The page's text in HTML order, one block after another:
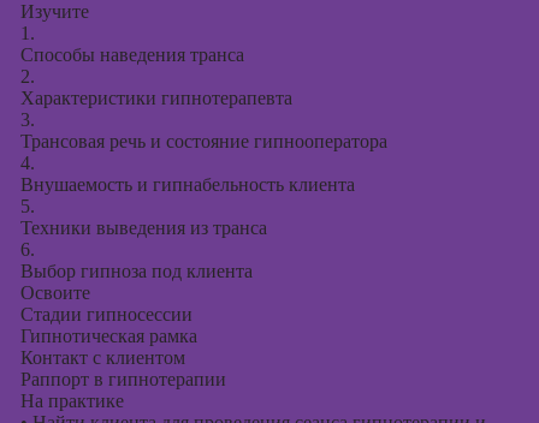
Изучите
1.
Способы наведения транса
2.
Характеристики гипнотерапевта
3.
Трансовая речь и состояние гипнооператора
4.
Внушаемость и гипнабельность клиента
5.
Техники выведения из транса
6.
Выбор гипноза под клиента
Освоите
Стадии гипносессии
Гипнотическая рамка
Контакт с клиентом
Раппорт в гипнотерапии
На практике